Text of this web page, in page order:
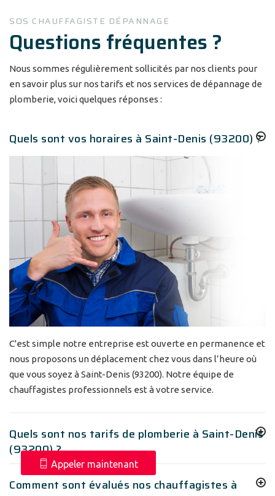
SOS CHAUFFAGISTE DÉPANNAGE
Questions fréquentes ?
Nous sommes régulièrement sollicités par nos clients pour
en savoir plus sur nos tarifs et nos services de dépannage de
plomberie, voici quelques réponses :
Quels sont vos horaires à Saint-Denis (93200) ?
C'est simple notre entreprise est ouverte en permanence et
nous proposons un déplacement chez vous dans l’heure où
que vous soyez à Saint-Denis (93200). Notre équipe de
chauffagistes professionnels est à votre service.
Quels sont nos tarifs de plomberie à Saint-Denis
(93200) ?
Comment sont évalués nos chauffagistes à
Appeler maintenant